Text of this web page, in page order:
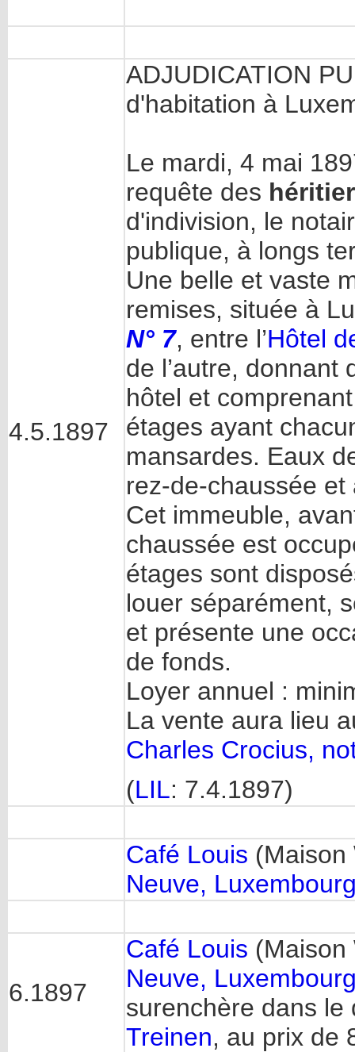
4.5.1897
ADJUDICATION
d'habitation à
Le mardi, 4 mai
requête des
d'indivision, le
publique, à longs
Une belle et vaste
remises, située à
N° 7, entre l’Hôtel
de l’autre, donnant
hôtel et
étages ayant
mansardes. Eaux
rez-de-chaussée et
Cet immeuble,
chaussée est
étages sont
louer séparément,
et présente une
de fonds.
Loyer annuel :
La vente aura lieu
Charles Crocius,
(LIL: 7.4.1897)
Café Louis
Neuve,
6.1897
Café Louis
Neuve,
surenchère dans
Treinen, au prix de